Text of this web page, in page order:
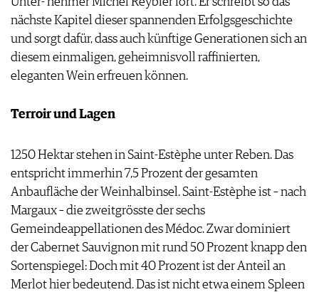
nächste Kapitel dieser spannenden Erfolgsgeschichte
und sorgt dafür, dass auch künftige Generationen sich an
diesem einmaligen, geheimnisvoll raffinierten,
eleganten Wein erfreuen können.
Terroir und Lagen
1250 Hektar stehen in Saint-Estèphe unter Reben. Das
entspricht immerhin 7,5 Prozent der gesamten
Anbaufläche der Weinhalbinsel. Saint-Estèphe ist – nach
Margaux – die zweitgrösste der sechs
Gemeindeappellationen des Médoc. Zwar dominiert
der Cabernet Sauvignon mit rund 50 Prozent knapp den
Sortenspiegel: Doch mit 40 Prozent ist der Anteil an
Merlot hier bedeutend. Das ist nicht etwa einem Spleen